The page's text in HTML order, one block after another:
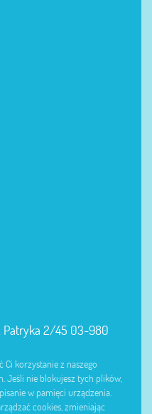
Patryka 2/45 03-980
Ci korzystanie z naszego
Jeśli nie blokujesz tych plików,
w pamięci urządzenia.
cookies, zmieniając